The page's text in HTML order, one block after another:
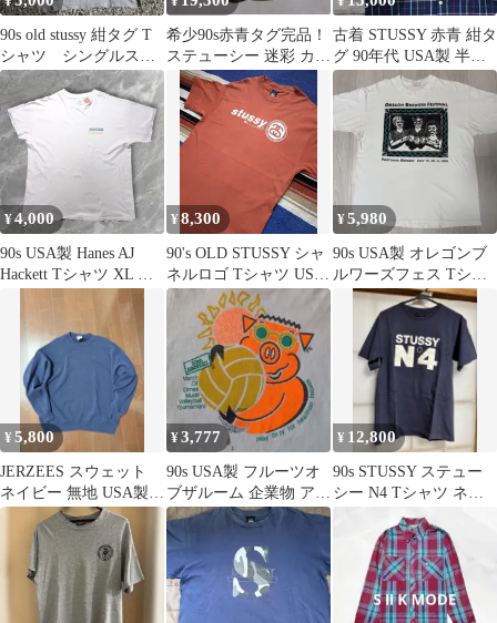
90s old stussy 紺タグ T
シャツ シングルステ
ッチ
希少90s赤青タグ完品！
ステューシー 迷彩 カー
ゴショートパンツ 26
ッ212
古着 STUSSY 赤青 紺タ
グ 90年代 USA製 半袖
チェックシャツ M
¥4,000
90s USA製 Hanes AJ
Hackett Tシャツ XL シ
¥8,300
90's OLD STUSSY シャ
ネルロゴ Tシャツ USA
製
¥5,980
90s USA製 オレゴンブ
ルワーズフェス Tシャ
ツXL Hanes ビンテージ
¥5,800
JERZEES スウェット
ネイビー 無地 USA製
90s XL
¥3,777
90s USA製 フルーツオ
ブザルーム 企業物 アニ
マル Tシャツ バレーボ
ール
¥ 12,800
90s STUSSY ステュー
シー N4 Tシャツ ネイ
ビー 紺タグ M